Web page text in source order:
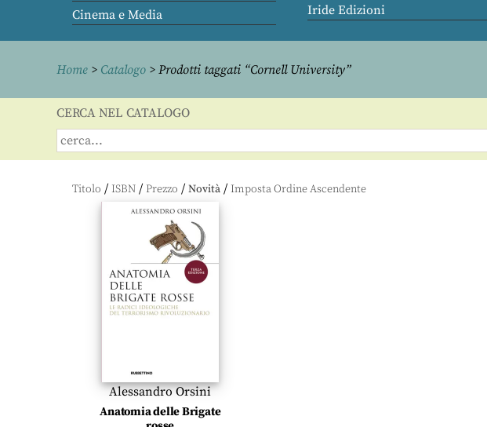
Cinema e Media
Iride Edizioni
Home > Catalogo > Prodotti taggati “Cornell University”
CERCA NEL CATALOGO
Titolo / ISBN / Prezzo / Novità /
Alessandro Orsini
Anatomia delle Brigate